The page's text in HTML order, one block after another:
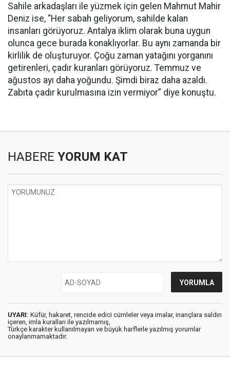
Sahile arkadaşları ile yüzmek için gelen Mahmut Mahir
Deniz ise, “Her sabah geliyorum, sahilde kalan
insanları görüyoruz. Antalya iklim olarak buna uygun
olunca gece burada konaklıyorlar. Bu aynı zamanda bir
kirlilik de oluşturuyor. Çoğu zaman yatağını yorganını
getirenleri, çadır kuranları görüyoruz. Temmuz ve
ağustos ayı daha yoğundu. Şimdi biraz daha azaldı.
Zabıta çadır kurulmasına izin vermiyor” diye konuştu.
HABERE YORUM KAT
UYARI: Küfür, hakaret, rencide edici cümleler veya imalar, inançlara saldırı
içeren, imla kuralları ile yazılmamış,
Türkçe karakter kullanılmayan ve büyük harflerle yazılmış yorumlar
onaylanmamaktadır.